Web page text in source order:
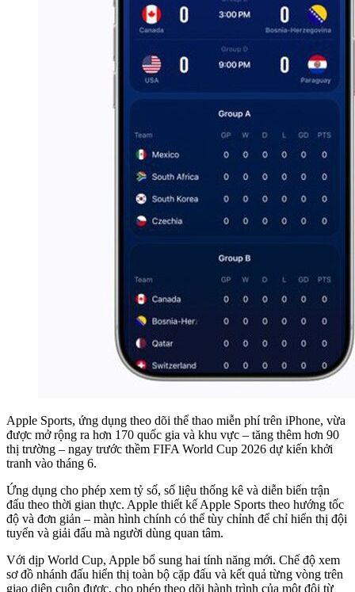
Apple Sports, ứng dụng theo dõi thể thao miễn phí trên iPhone, vừa
được mở rộng ra hơn 170 quốc gia và khu vực – tăng thêm hơn 90
thị trường – ngay trước thềm FIFA World Cup 2026 dự kiến khởi
tranh vào tháng 6.
Ứng dụng cho phép xem tỷ số, số liệu thống kê và diễn biến trận
đấu theo thời gian thực. Apple thiết kế Apple Sports theo hướng tốc
độ và đơn giản – màn hình chính có thể tùy chỉnh để chỉ hiển thị đội
tuyển và giải đấu mà người dùng quan tâm.
Với dịp World Cup, Apple bổ sung hai tính năng mới. Chế độ xem
sơ đồ nhánh đấu hiển thị toàn bộ cặp đấu và kết quả từng vòng trên
giao diện cuộn được, cho phép theo dõi hành trình của một đội từ